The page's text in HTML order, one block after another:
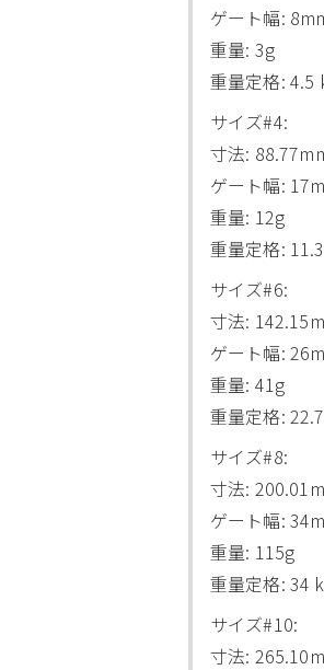
ゲート幅:
重量: 3g
重量定格: 4.5
サイズ#4:
寸法:
ゲート幅:
重量: 12g
重量定格:
サイズ#6:
寸法:
ゲート幅:
重量: 41g
重量定格:
サイズ#8:
寸法:
ゲート幅:
重量: 115g
重量定格: 34
サイズ#10:
寸法: